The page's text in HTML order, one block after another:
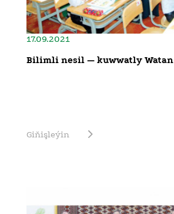
17.09.2021
Bilimli nesil — kuwwatly Watan
Giňişleýin